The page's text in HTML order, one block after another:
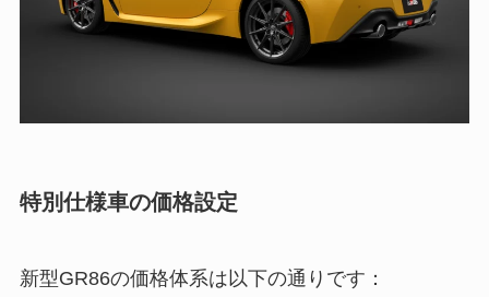
特別仕様車の価格設定
新型GR86の価格体系は以下の通りです：